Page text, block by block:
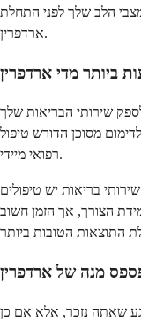
הלב שלך לפני התחלת
ארדפרין.
שירותי הבריאות שלך
מסוכן הדורש טיפול
רפואי מיידי.
בריאות יש טיפולים
הצורך, אך הזמן חשוב
שאתה נזכר, אלא אם כן